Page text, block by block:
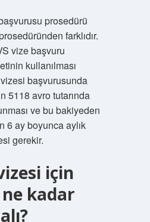
prosedürü
farklıdır.
vize başvuru
kullanılması
başvurusunda
5118 avro tutarında
ve bu bakiyeden
6 ay boyunca aylık
gerekir.
için
kadar